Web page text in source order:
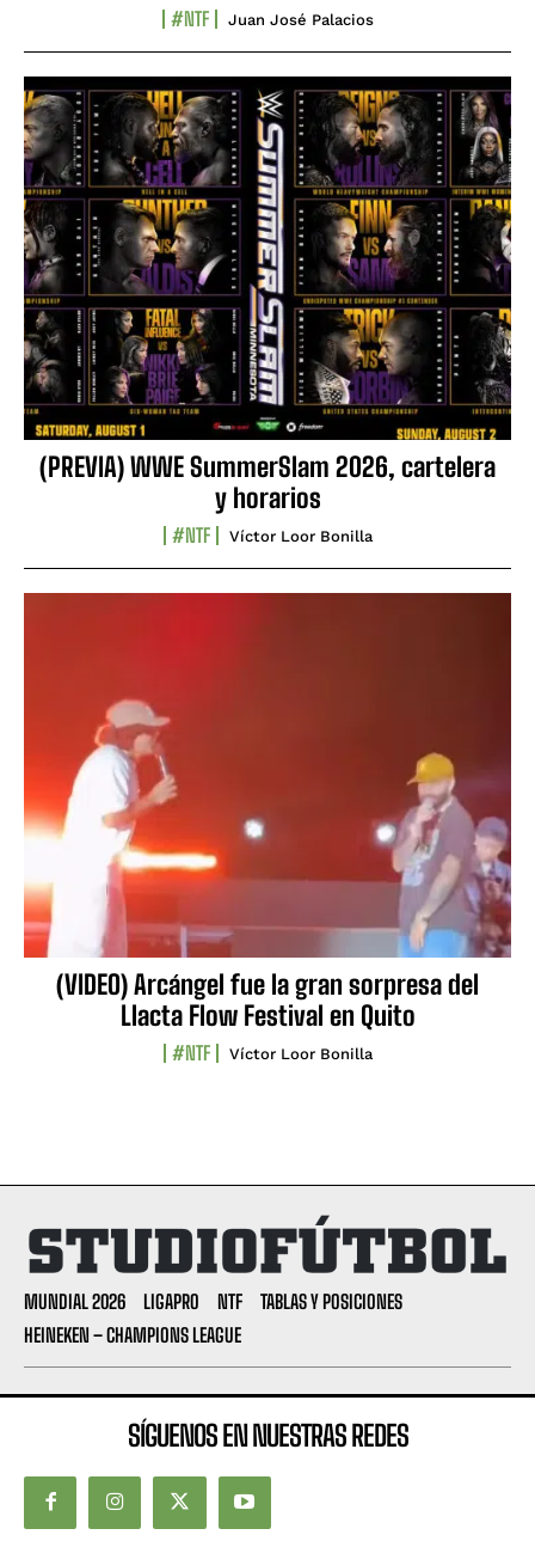
#NTF Juan José Palacios
(PREVIA) WWE SummerSlam 2026, cartelera
y horarios
#NTF Víctor Loor Bonilla
(VIDEO) Arcángel fue la gran sorpresa del
Llacta Flow Festival en Quito
#NTF Víctor Loor Bonilla
MUNDIAL 2026 LIGAPRO NTF
TABLAS Y POSICIONES
HEINEKEN – CHAMPIONS LEAGUE
SÍGUENOS EN NUESTRAS REDES